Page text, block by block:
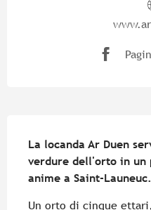
La locanda Ar Duen
verdure dell'orto in un
anime a Saint-Launeuc.
Un orto di cinque